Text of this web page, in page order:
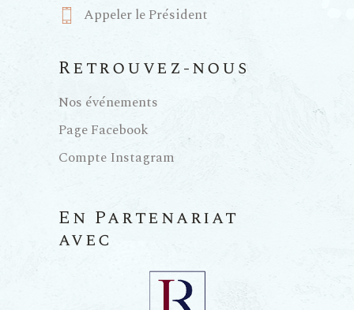
Appeler le Président
Retrouvez-nous
Nos événements
Page Facebook
Compte Instagram
En Partenariat
avec